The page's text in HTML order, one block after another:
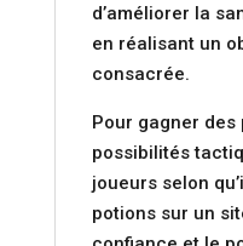
d’améliorer la
en réalisant un
consacrée.
Pour gagner des
possibilités
joueurs selon
potions sur un